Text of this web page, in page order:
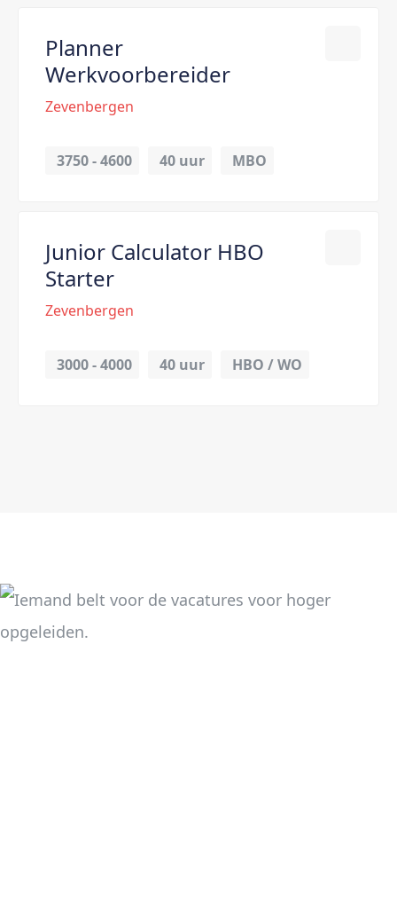
Planner
Werkvoorbereider
Zevenbergen
3750 - 4600 40 uur MBO
Junior Calculator HBO
Starter
Zevenbergen
3000 - 4000 40 uur HBO / WO